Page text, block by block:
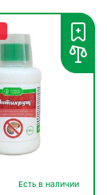
Есть в наличии